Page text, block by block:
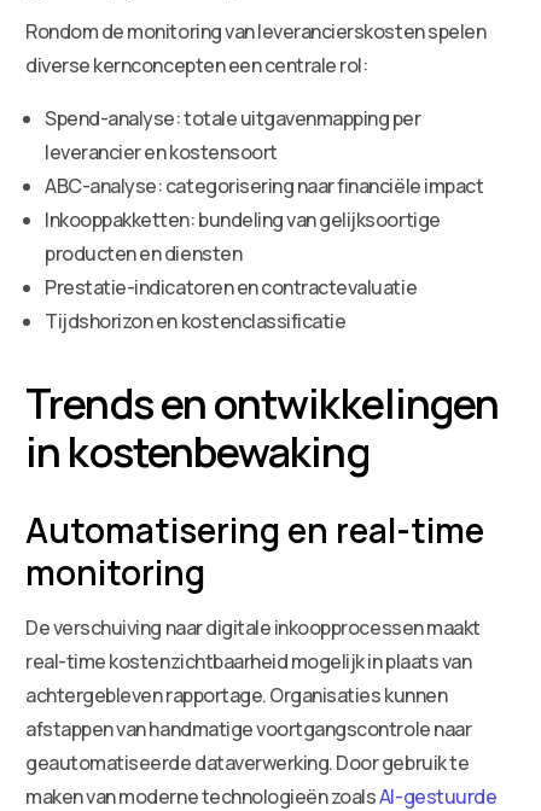
Rondom de monitoring van leverancierskosten spelen
diverse kernconcepten een centrale rol:
Spend-analyse: totale uitgavenmapping per
leverancier en kostensoort
ABC-analyse: categorisering naar financiële impact
Inkooppakketten: bundeling van gelijksoortige
producten en diensten
Prestatie-indicatoren en contractevaluatie
Tijdshorizon en kostenclassificatie
Trends en ontwikkelingen
in kostenbewaking
Automatisering en real-time
monitoring
De verschuiving naar digitale inkoopprocessen maakt
real-time kostenzichtbaarheid mogelijk in plaats van
achtergebleven rapportage. Organisaties kunnen
afstappen van handmatige voortgangscontrole naar
geautomatiseerde dataverwerking. Door gebruik te
maken van moderne technologieën zoalsAI-gestuurde